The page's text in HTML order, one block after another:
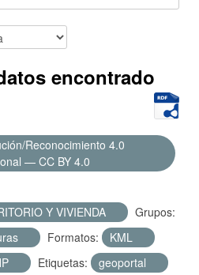
encontrado
Reconocimiento 4.0
— CC BY 4.0
Y VIVIENDA
Grupos:
Formatos:
KML
Etiquetas:
geoportal